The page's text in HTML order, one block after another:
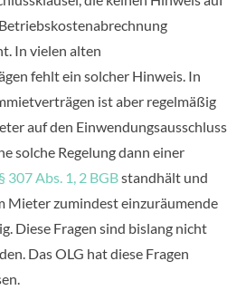
In vielen alten
fehlt ein solcher Hinweis. In
ist aber regelmäßig
auf den Einwendungsausschluss
solche Regelung dann einer
§ 307 Abs. 1, 2 BGBstandhält und
Mieter zumindest einzuräumende
Diese Fragen sind bislang nicht
Das OLG hat diese Fragen